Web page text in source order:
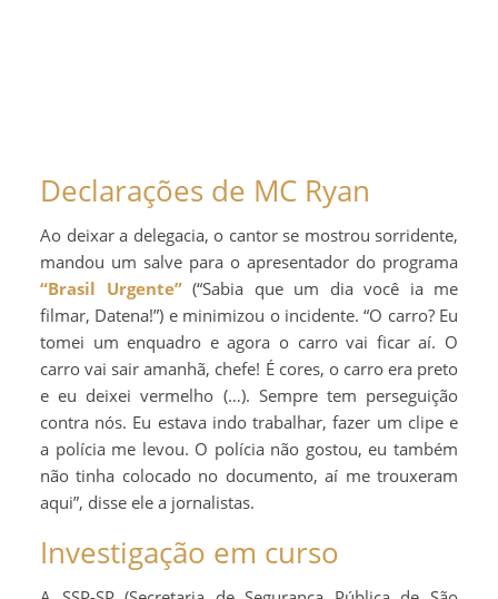
Declarações de MC Ryan
Ao deixar a delegacia, o cantor se mostrou sorridente,
mandou um salve para o apresentador do programa
“Brasil Urgente”(“Sabia que um dia você ia me
filmar, Datena!”) e minimizou o incidente. “O carro? Eu
tomei um enquadro e agora o carro vai ficar aí. O
carro vai sair amanhã, chefe! É cores, o carro era preto
e eu deixei vermelho (…). Sempre tem perseguição
contra nós. Eu estava indo trabalhar, fazer um clipe e
a polícia me levou. O polícia não gostou, eu também
não tinha colocado no documento, aí me trouxeram
aqui”, disse ele a jornalistas.
Investigação em curso